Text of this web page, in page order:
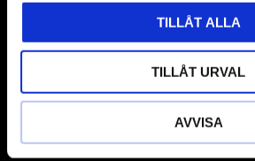
TILLÅT ALLA
TILLÅT URVAL
AVVISA